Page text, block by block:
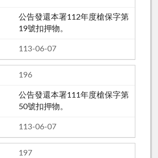
公告發還本署112年度槍保字第
19號扣押物。
113-06-07
196
公告發還本署111年度槍保字第
50號扣押物。
113-06-07
197